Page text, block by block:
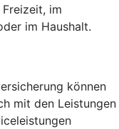
im
im Haushalt.
können
mit den Leistungen